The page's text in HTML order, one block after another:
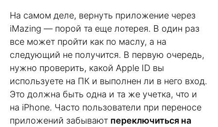
На самом деле, вернуть приложение через
iMazing — порой та еще лотерея. В один раз
все может пройти как по маслу, а на
следующий не получится. В первую очередь,
нужно проверить, какой Apple ID вы
используете на ПК и выполнен ли в него вход.
Это должна быть одна и та же учетка, что и
на iPhone. Часто пользователи при переносе
приложений забывают переключиться на